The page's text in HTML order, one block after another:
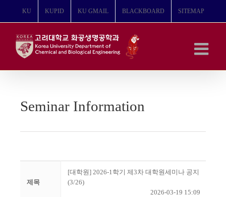
뛰
KU KUPID KU GMAIL BLACKBOARD SITEMAP
Seminar Information
제목
[대학원] 2026-1학기 제3차 대학원세미나 공지
(3/26)
2026-03-19 15:09